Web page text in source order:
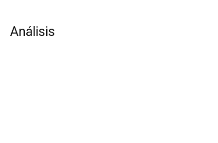
Análisis